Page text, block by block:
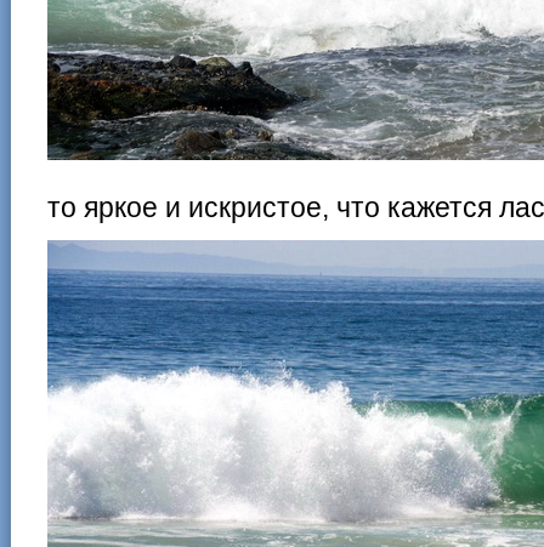
то яркое и искристое, что кажется